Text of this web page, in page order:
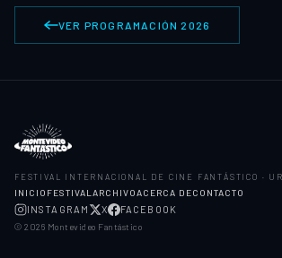
VER PROGRAMACIÓN 2026
FESTIVAL INTERNACIONAL DE CINE FANTÁSTICO ·
INICIO FESTIVAL ARCHIVOACERCA DECONTACTO
INSTAGRAM X FACEBOOK
© 2026 Montevideo Fantástico